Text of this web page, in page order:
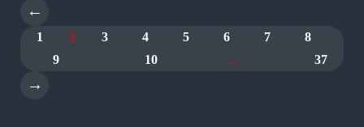
←
1 2 3 4 5 6 7
8
9
10 ... 37
→